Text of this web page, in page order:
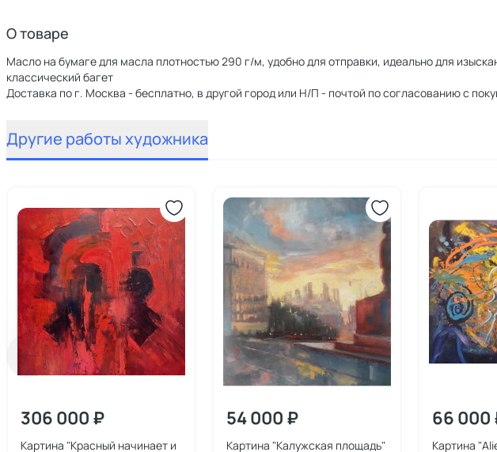
О товаре
Масло на бумаге для масла плотностью 290 г/м, удобно для отправки, идеально для
классический багет
Доставка по г. Москва - бесплатно, в другой город или Н/П - почтой по согласованию с
Другие работы художника
306 000 ₽
Картина "Красный начинает и
54 000 ₽
Картина "Калужская площадь"
66 000
Картина